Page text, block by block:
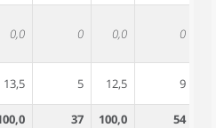
0,0 0 0,0 0
13,5 5 12,5 9
37 100,0 54